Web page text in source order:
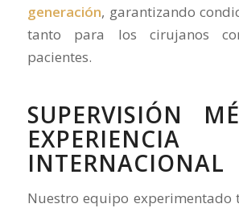
generación, garantizando
tanto para los cirujanos
pacientes.
SUPERVISIÓN
EXPERIENCIA
INTERNACIONAL
Nuestro equipo experimentado